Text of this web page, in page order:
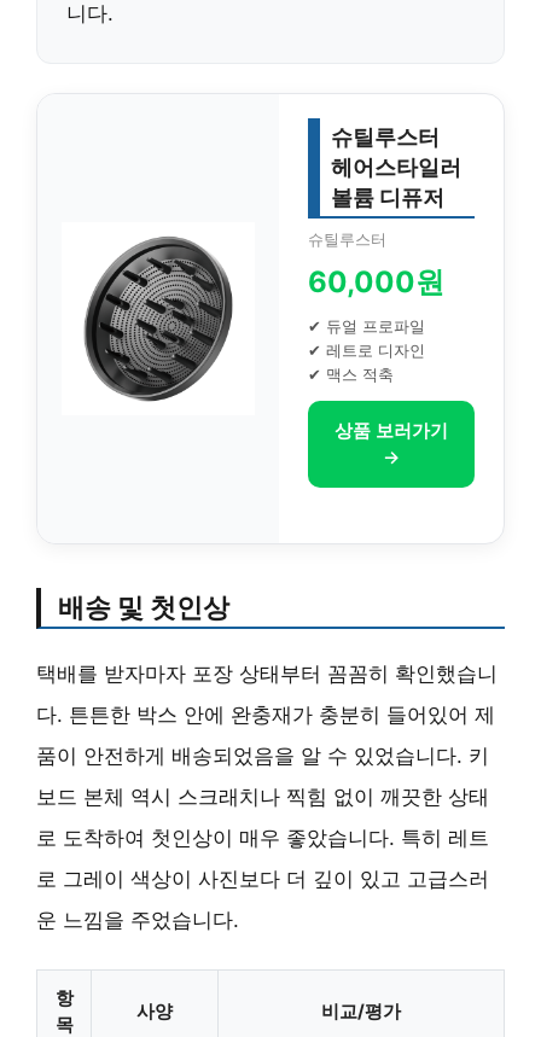
니다.
슈틸루스터
헤어스타일러
볼륨 디퓨저
슈틸루스터
60,000원
✔ 듀얼 프로파일
✔ 레트로 디자인
✔ 맥스 적축
상품 보러가기
→
배송 및 첫인상
택배를 받자마자 포장 상태부터 꼼꼼히 확인했습니
다. 튼튼한 박스 안에 완충재가 충분히 들어있어 제
품이 안전하게 배송되었음을 알 수 있었습니다. 키
보드 본체 역시 스크래치나 찍힘 없이 깨끗한 상태
로 도착하여 첫인상이 매우 좋았습니다. 특히 레트
로 그레이 색상이 사진보다 더 깊이 있고 고급스러
운 느낌을 주었습니다.
항
목
사양 비교/평가